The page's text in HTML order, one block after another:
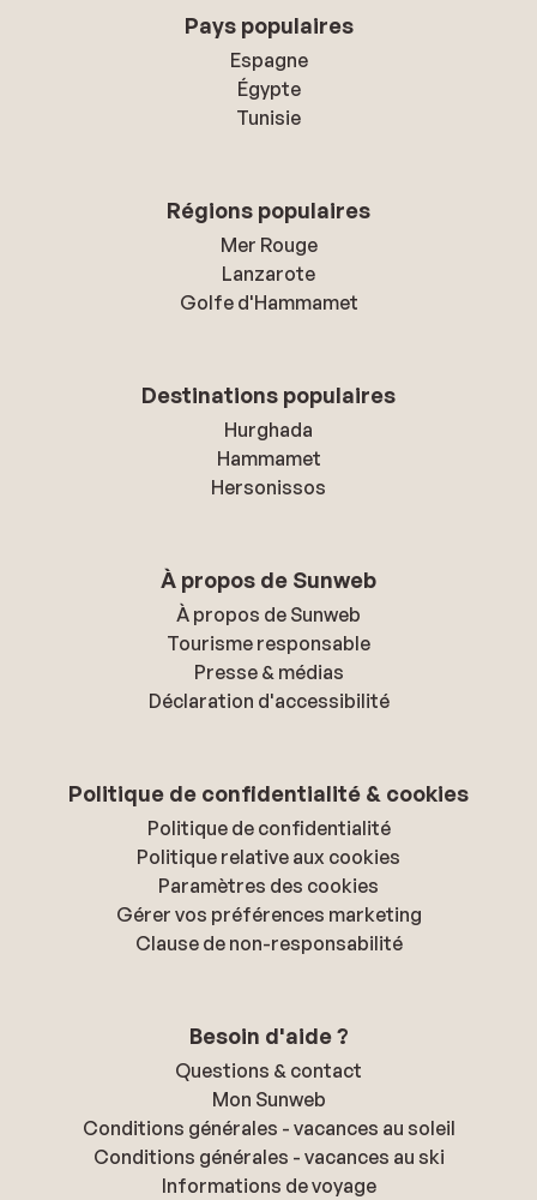
Pays populaires
Espagne
Égypte
Tunisie
Régions populaires
Mer Rouge
Lanzarote
Golfe d'Hammamet
Destinations populaires
Hurghada
Hammamet
Hersonissos
À propos de Sunweb
À propos de Sunweb
Tourisme responsable
Presse & médias
Déclaration d'accessibilité
Politique de confidentialité & cookies
Politique de confidentialité
Politique relative aux cookies
Paramètres des cookies
Gérer vos préférences marketing
Clause de non-responsabilité
Besoin d'aide ?
Questions & contact
Mon Sunweb
Conditions générales - vacances au soleil
Conditions générales - vacances au ski
Informations de voyage